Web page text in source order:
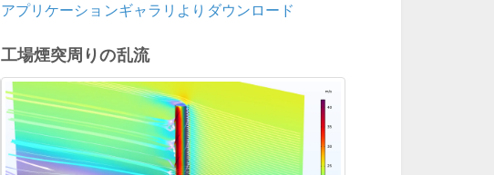
アプリケーションギャラリよりダウンロード
工場煙突周りの乱流